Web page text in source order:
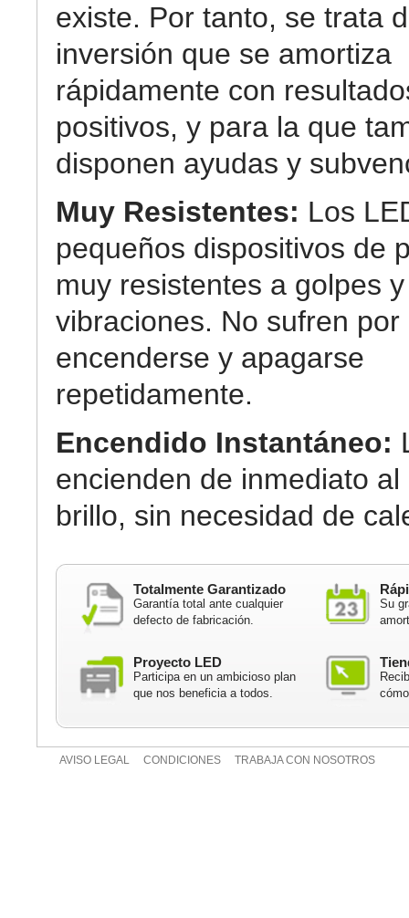
existe. Por tanto, se trata
inversión que se amortiza
rápidamente con
positivos, y para la que
disponen ayudas y
Muy Resistentes: Los
pequeños dispositivos de
muy resistentes a golpes y
vibraciones. No sufren por
encenderse y apagarse
repetidamente.
Encendido Instantáneo:
encienden de inmediato al
brillo, sin necesidad de
Totalmente Garantizado
Garantía total ante cualquier
defecto de fabricación.
Su
Proyecto LED
Participa en un ambicioso plan
que nos beneficia a todos.
AVISO LEGAL CONDICIONES TRABAJA CON NOSOTROS